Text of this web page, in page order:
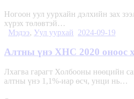
Ногоон уул уурхайн дэлхийн зах
хүрэх төлөвтэй…
Мэдээ, Уул уурхай 2024-09-19
Алтны үнэ ХНС 2020 оноос
Лхагва гарагт Холбооны нөөцийн
алтны үнэ 1,1%-иар өсч, унци нь…